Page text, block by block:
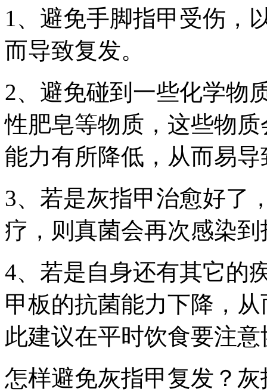
1、避免手脚指甲受伤，
而导致复发。
2、避免碰到一些化学物
性肥皂等物质，这些物
能力有所降低，从而易
3、若是灰指甲治愈好了
疗，则真菌会再次感染
4、若是自身还有其它的
甲板的抗菌能力下降，
此建议在平时饮食要注
怎样避免灰指甲复发？